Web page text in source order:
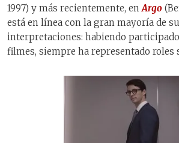
1997) y más recientemente, enArgo
está en línea con la gran mayoría de
interpretaciones: habiendo
filmes, siempre ha representado roles